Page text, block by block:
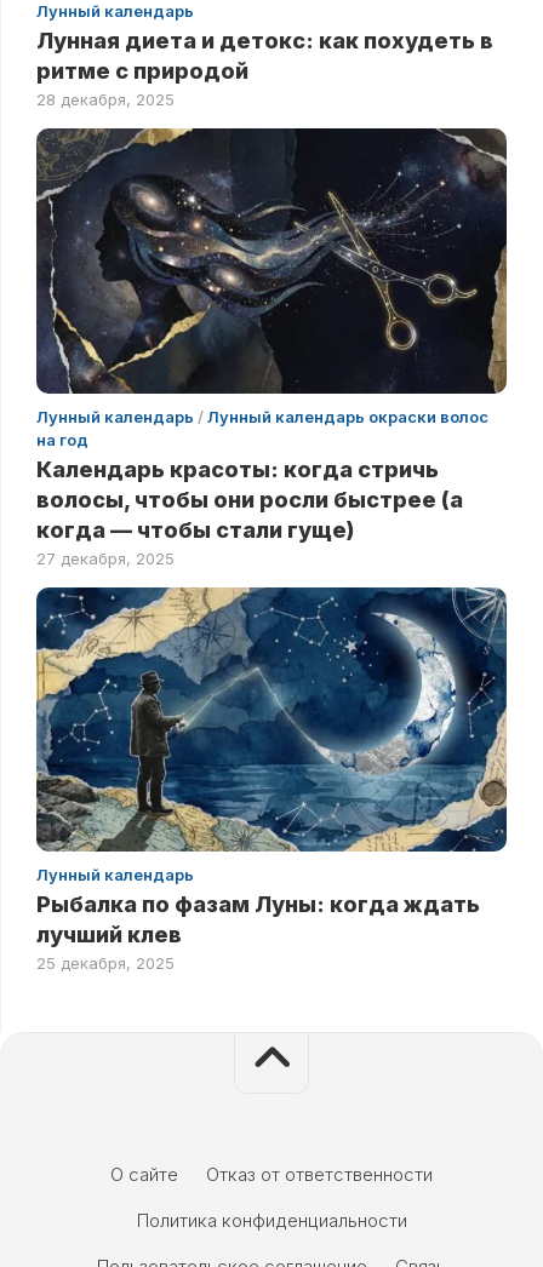
Лунный календарь
Лунная диета и детокс: как похудеть в
ритме с природой
28 декабря, 2025
Лунный календарь /Лунный календарь окраски волос
на год
Календарь красоты: когда стричь
волосы, чтобы они росли быстрее (а
когда — чтобы стали гуще)
27 декабря, 2025
Лунный календарь
Рыбалка по фазам Луны: когда ждать
лучший клев
25 декабря, 2025
О сайте
Отказ от ответственности
Политика конфиденциальности